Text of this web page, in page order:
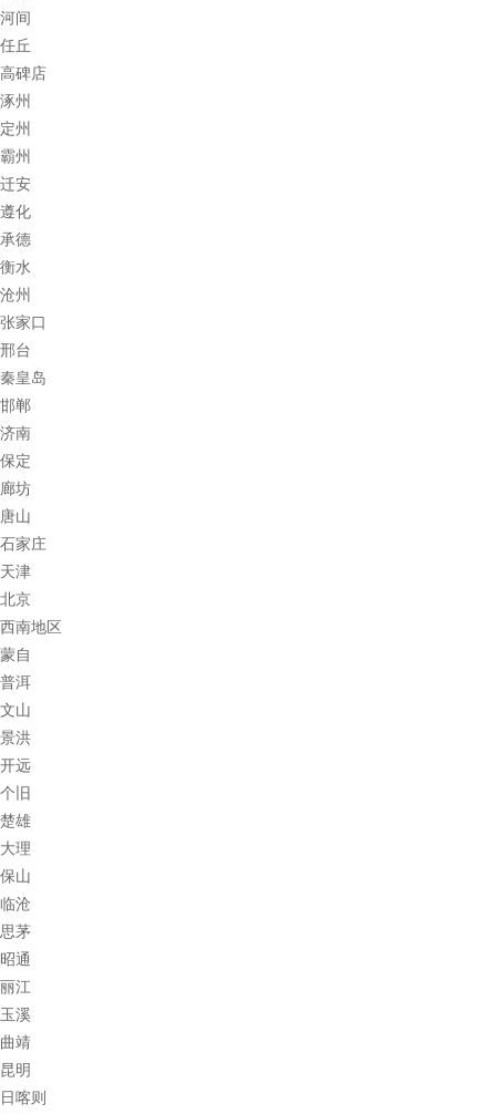
河间
任丘
高碑店
涿州
定州
霸州
迁安
遵化
承德
衡水
沧州
张家口
邢台
秦皇岛
邯郸
济南
保定
廊坊
唐山
石家庄
天津
北京
西南地区
蒙自
普洱
文山
景洪
开远
个旧
楚雄
大理
保山
临沧
思茅
昭通
丽江
玉溪
曲靖
昆明
日喀则